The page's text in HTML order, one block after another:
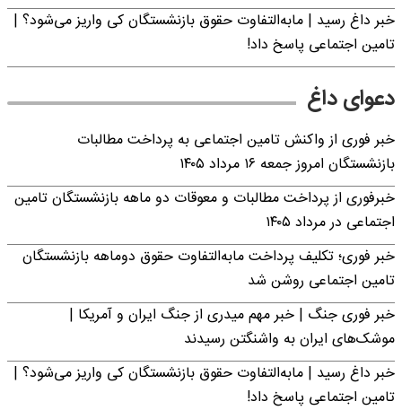
خبر داغ رسید | مابه‌التفاوت حقوق بازنشستگان کی واریز می‌شود؟ |
تامین اجتماعی پاسخ داد!
دعوای داغ
خبر فوری از واکنش تامین اجتماعی به پرداخت مطالبات
بازنشستگان امروز جمعه ۱۶ مرداد ۱۴۰۵
خبرفوری از پرداخت مطالبات و معوقات دو ماهه بازنشستگان تامین
اجتماعی در مرداد ۱۴۰۵
خبر فوری؛ تکلیف پرداخت مابه‌التفاوت حقوق دوماهه بازنشستگان
تامین اجتماعی روشن شد
خبر فوری جنگ | خبر مهم میدری از جنگ ایران و آمریکا |
موشک‌های ایران به واشنگتن رسیدند
خبر داغ رسید | مابه‌التفاوت حقوق بازنشستگان کی واریز می‌شود؟ |
تامین اجتماعی پاسخ داد!